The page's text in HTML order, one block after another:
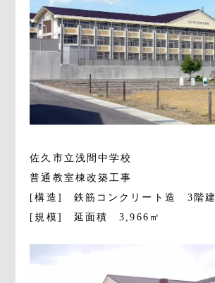
佐久市立浅間中学校
普通教室棟改築工事
[構造]　鉄筋コンクリート造　3階建
[規模]　延面積　3,966㎡
お問い合わせ
友達追加はこちら